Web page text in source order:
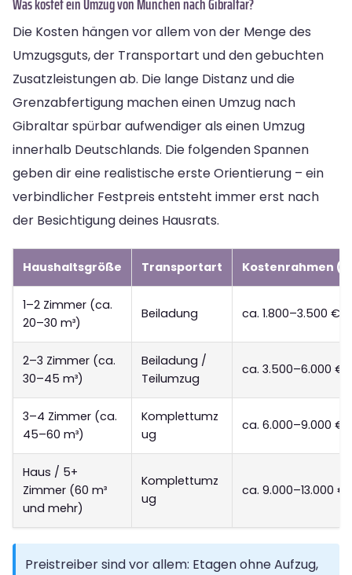
Die Kosten hängen vor allem von der Menge des
Umzugsguts, der Transportart und den gebuchten
Zusatzleistungen ab. Die lange Distanz und die
Grenzabfertigung machen einen Umzug nach
Gibraltar spürbar aufwendiger als einen Umzug
innerhalb Deutschlands. Die folgenden Spannen
geben dir eine realistische erste Orientierung – ein
verbindlicher Festpreis entsteht immer erst nach
der Besichtigung deines Hausrats.
Haushaltsgröße Transportart Kostenrahmen
1–2 Zimmer (ca.
20–30 m³)
Beiladung ca. 1.800–3.500 €
2–3 Zimmer (ca.
30–45 m³)
Beiladung /
Teilumzug
ca. 3.500–6.000 €
3–4 Zimmer (ca.
45–60 m³)
Komplettumz
ug
ca. 6.000–9.000 €
Haus / 5+
Zimmer (60 m³
und mehr)
Komplettumz
ug
ca. 9.000–13.000 €
Preistreiber sind vor allem: Etagen ohne Aufzug,